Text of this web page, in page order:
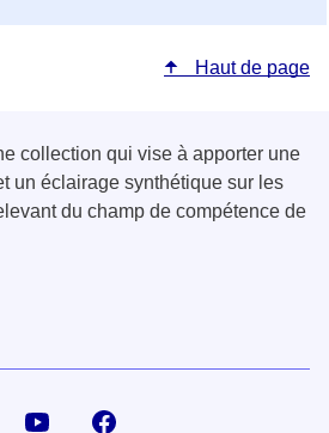
Haut de page
collection qui vise à apporter une
un éclairage synthétique sur les
du champ de compétence de
la DGE
Compte X (ex-Twitter) de la DGE